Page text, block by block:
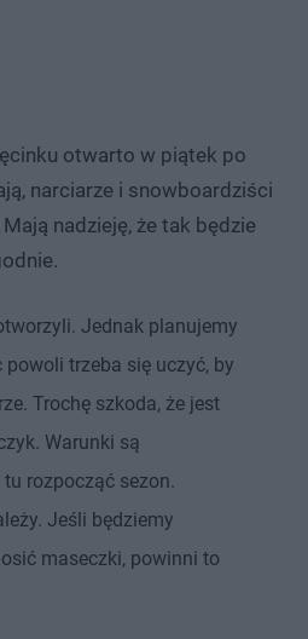
otwarto w piątek po
narciarze i snowboardziści
nadzieję, że tak będzie
Jednak planujemy
trzeba się uczyć, by
Trochę szkoda, że jest
Warunki są
rozpocząć sezon.
Jeśli będziemy
maseczki, powinni to